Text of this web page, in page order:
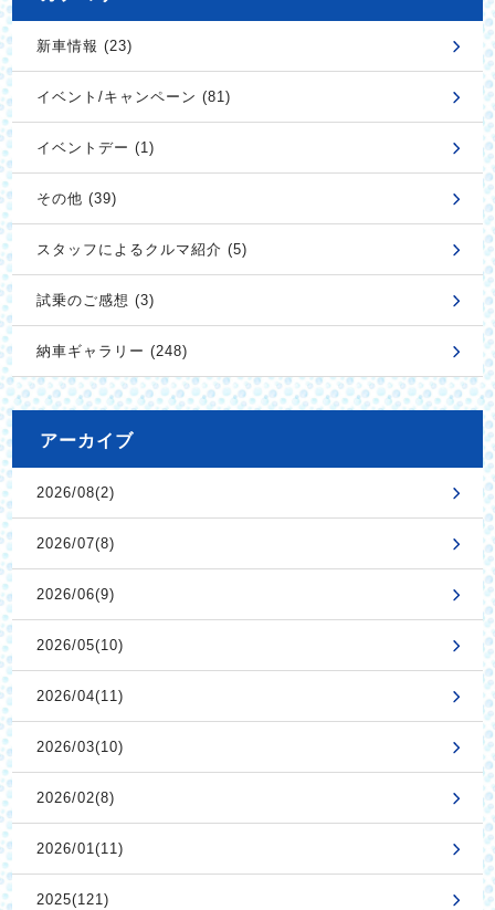
新車情報 (23)
イベント/キャンペーン (81)
イベントデー (1)
その他 (39)
スタッフによるクルマ紹介 (5)
試乗のご感想 (3)
納車ギャラリー (248)
アーカイブ
2026/08(2)
2026/07(8)
2026/06(9)
2026/05(10)
2026/04(11)
2026/03(10)
2026/02(8)
2026/01(11)
2025(121)